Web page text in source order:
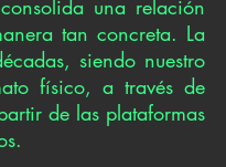
una relación
tan concreta. La
siendo nuestro
físico, a través de
de las plataformas